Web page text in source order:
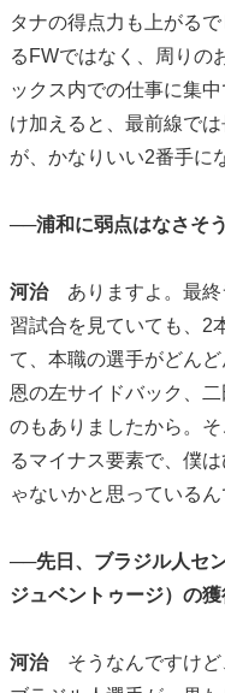
タナの得点力も上がる
るFWではなく、周りの
ックス内での仕事に集
け加えると、最前線で
が、かなりいい2番手に
──浦和に弱点はなさそ
河治ありますよ。最終
習試合を見ていても、2
て、本職の選手がどん
恩の左サイドバック、
のもありましたから。
るマイナス要素で、僕
ゃないかと思っているん
──先日、ブラジル人セ
ジュベントゥージ）の獲
河治そうなんですけど